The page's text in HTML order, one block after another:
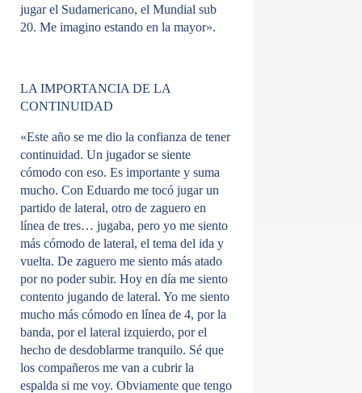
jugar el Sudamericano, el Mundial sub
20. Me imagino estando en la mayor».
LA IMPORTANCIA DE LA
CONTINUIDAD
«Este año se me dio la confianza de tener
continuidad. Un jugador se siente
cómodo con eso. Es importante y suma
mucho. Con Eduardo me tocó jugar un
partido de lateral, otro de zaguero en
línea de tres… jugaba, pero yo me siento
más cómodo de lateral, el tema del ida y
vuelta. De zaguero me siento más atado
por no poder subir. Hoy en día me siento
contento jugando de lateral. Yo me siento
mucho más cómodo en línea de 4, por la
banda, por el lateral izquierdo, por el
hecho de desdoblarme tranquilo. Sé que
los compañeros me van a cubrir la
espalda si me voy. Obviamente que tengo